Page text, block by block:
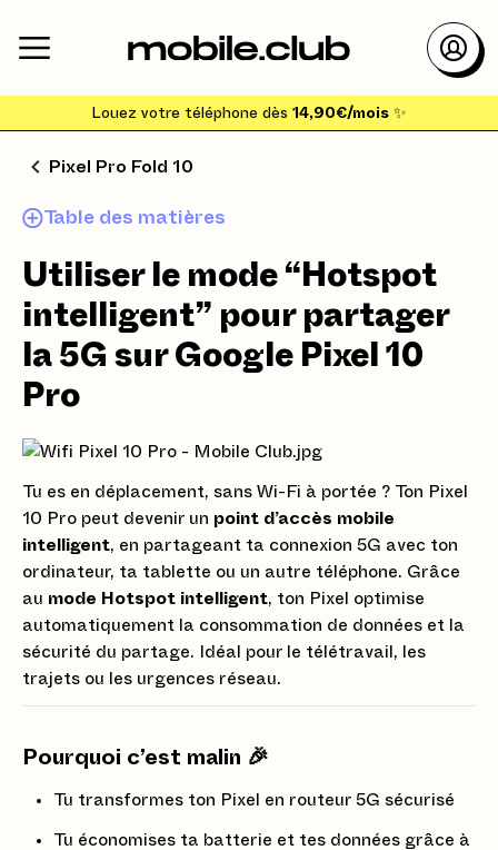
Louez votre téléphone dès 14,90€/mois ✨
Pixel Pro Fold 10
Table des matières
Utiliser le mode “Hotspot
intelligent” pour partager
la 5G sur Google Pixel 10
Pro
Tu es en déplacement, sans Wi-Fi à portée ? Ton Pixel
10 Pro peut devenir un point d’accès mobile
intelligent, en partageant ta connexion 5G avec ton
ordinateur, ta tablette ou un autre téléphone. Grâce
au mode Hotspot intelligent, ton Pixel optimise
automatiquement la consommation de données et la
sécurité du partage. Idéal pour le télétravail, les
trajets ou les urgences réseau.
Pourquoi c’est malin 🎉
Tu transformes ton Pixel en routeur 5G sécurisé
Tu économises ta batterie et tes données grâce à